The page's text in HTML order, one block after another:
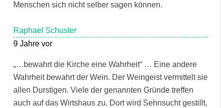
Menschen sich nicht selber sagen können.
Raphael Schuster
9 Jahre vor
„…bewahrt die Kirche eine Wahrheit“ … Eine andere
Wahrheit bewahrt der Wein. Der Weingeist vermittelt sie
allen Durstigen. Viele der genannten Gründe treffen
auch auf das Wirtshaus zu. Dort wird Sehnsucht gestillt,